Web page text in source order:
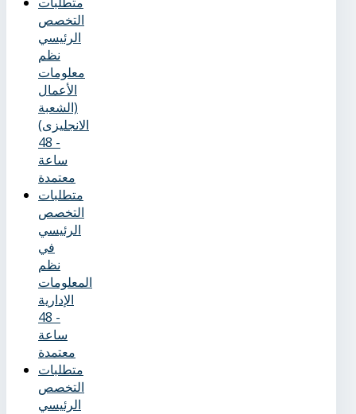
التخصص
الرئيسي
نظم
معلومات
الأعمال
(الشعبة
الانجليزى)
- 48
ساعة
معتمدة
متطلبات
التخصص
الرئيسي
في
نظم
المعلومات
الإدارية
- 48
ساعة
معتمدة
متطلبات
التخصص
الرئيسي